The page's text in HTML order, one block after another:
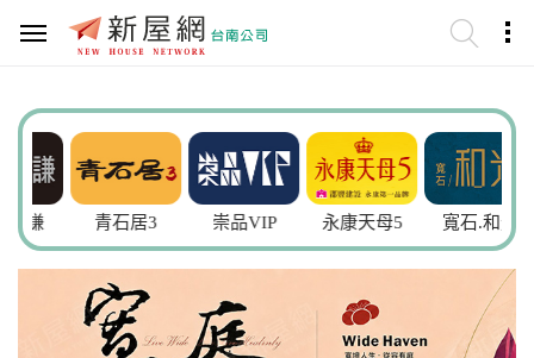
青石居3 崇品VIP 永康天母5 寬石.和光